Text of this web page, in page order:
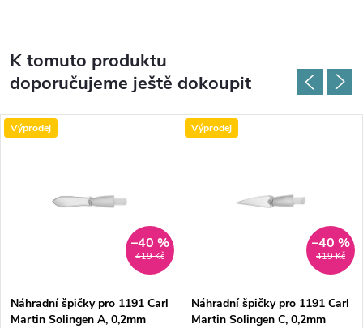
K tomuto produktu
doporučujeme ještě dokoupit
Výprodej
419 Kč
–40 %
Náhradní špičky pro 1191 Carl
Martin Solingen A, 0,2mm
Výprodej
419 Kč
–40 %
Náhradní špičky pro 1191 Carl
Martin Solingen C, 0,2mm